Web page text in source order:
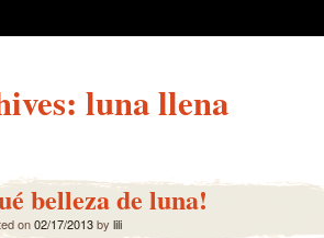
luna llena
belleza de luna!
on02/17/2013by lili